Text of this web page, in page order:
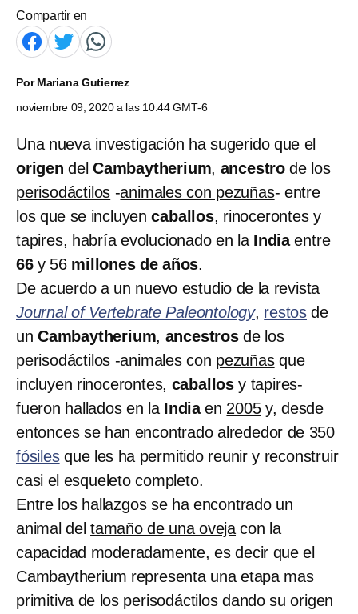
Compartir en
PorMariana Gutierrez
noviembre 09, 2020 a las 10:44 GMT-6
Una nueva investigación ha sugerido que el
origen delCambaytherium, ancestro de los
perisodáctilos -animales con pezuñas- entre
los que se incluyencaballos, rinocerontes y
tapires, habría evolucionado en laIndiaentre
66y 56 millones de años.
De acuerdo a un nuevo estudio de la revista
Journal of Vertebrate Paleontology, restos de
un Cambaytherium, ancestrosde los
perisodáctilos -animales con pezuñasque
incluyen rinocerontes, caballos y tapires-
fueron hallados en la Indiaen 2005y, desde
entonces se han encontrado alrededor de 350
fósilesque les ha permitido reunir y reconstruir
casi el esqueleto completo.
Entre los hallazgos se ha encontrado un
animal deltamaño de una oveja con la
capacidad moderadamente, es decir que el
Cambaytherium representa una etapa mas
primitiva de los perisodáctilos dando su origen